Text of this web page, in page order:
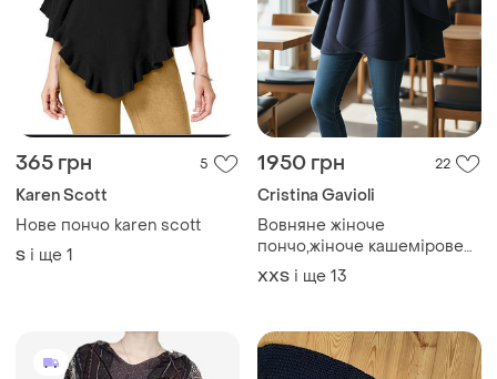
365 грн 5
Karen Scott
Нове пончо karen scott
S і ще 1
1950 грн 22
Cristina Gavioli
Вовняне жіноче
пончо,жіноче кашемірове
пончо,пончо з кашеміру
XХS і ще 13